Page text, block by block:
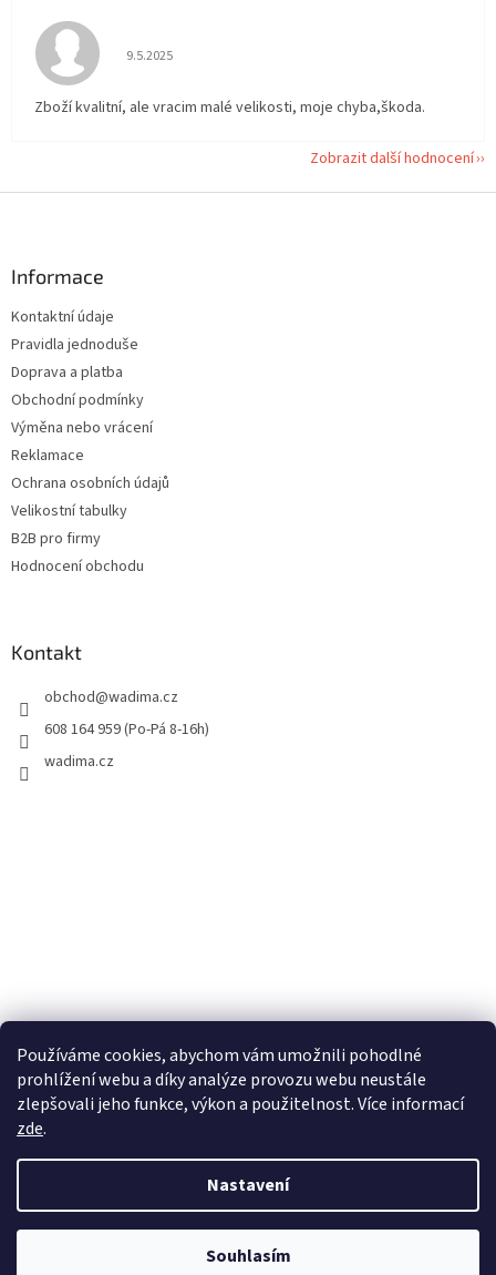
Používáme cookies, abychom vám umožnili pohodlné
prohlížení webu a díky analýze provozu webu neustále
zlepšovali jeho funkce, výkon a použitelnost. Více informací
zde.
Nastavení
Souhlasím
Hodnocení obchodu je 5 z 5 hvězdiček.
9.5.2025
Zboží kvalitní, ale vracim malé velikosti, moje chyba,škoda.
Zobrazit další hodnocení
Informace
Kontaktní údaje
Pravidla jednoduše
Doprava a platba
Obchodní podmínky
Výměna nebo vrácení
Reklamace
Ochrana osobních údajů
Velikostní tabulky
B2B pro firmy
Hodnocení obchodu
Kontakt
obchod@wadima.cz
608 164 959 (Po-Pá 8-16h)
wadima.cz
Copyright 2026wadima.cz - kvalitní oblečení a prádlo pro
. Všechna práva vyhrazena.